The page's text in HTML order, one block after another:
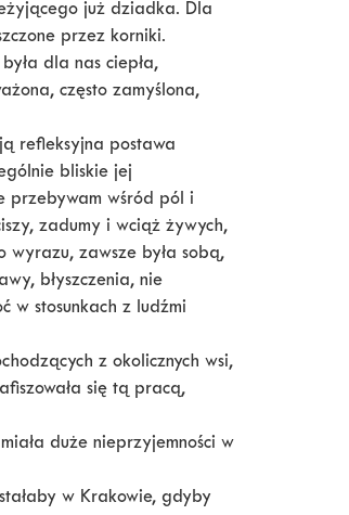
już dziadka. Dla
przez korniki.
dla nas ciepła,
często zamyślona,
refleksyjna postawa
bliskie jej
przebywam wśród pól i
zadumy i wciąż żywych,
wyrazu, zawsze była sobą,
błyszczenia, nie
w stosunkach z ludźmi
z okolicznych wsi,
się tą pracą,
duże nieprzyjemności w
w Krakowie, gdyby